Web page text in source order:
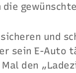
die
sicheren und
sein E-Auto
den